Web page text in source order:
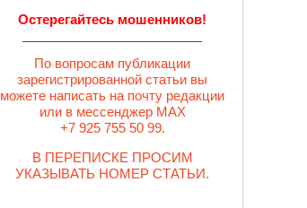
Остерегайтесь мошенников!
По вопросам публикации
зарегистрированной статьи вы
можете написать на почту редакции
или в мессенджер MAX
+7 925 755 50 99.
В ПЕРЕПИСКЕ ПРОСИМ
УКАЗЫВАТЬ НОМЕР СТАТЬИ.